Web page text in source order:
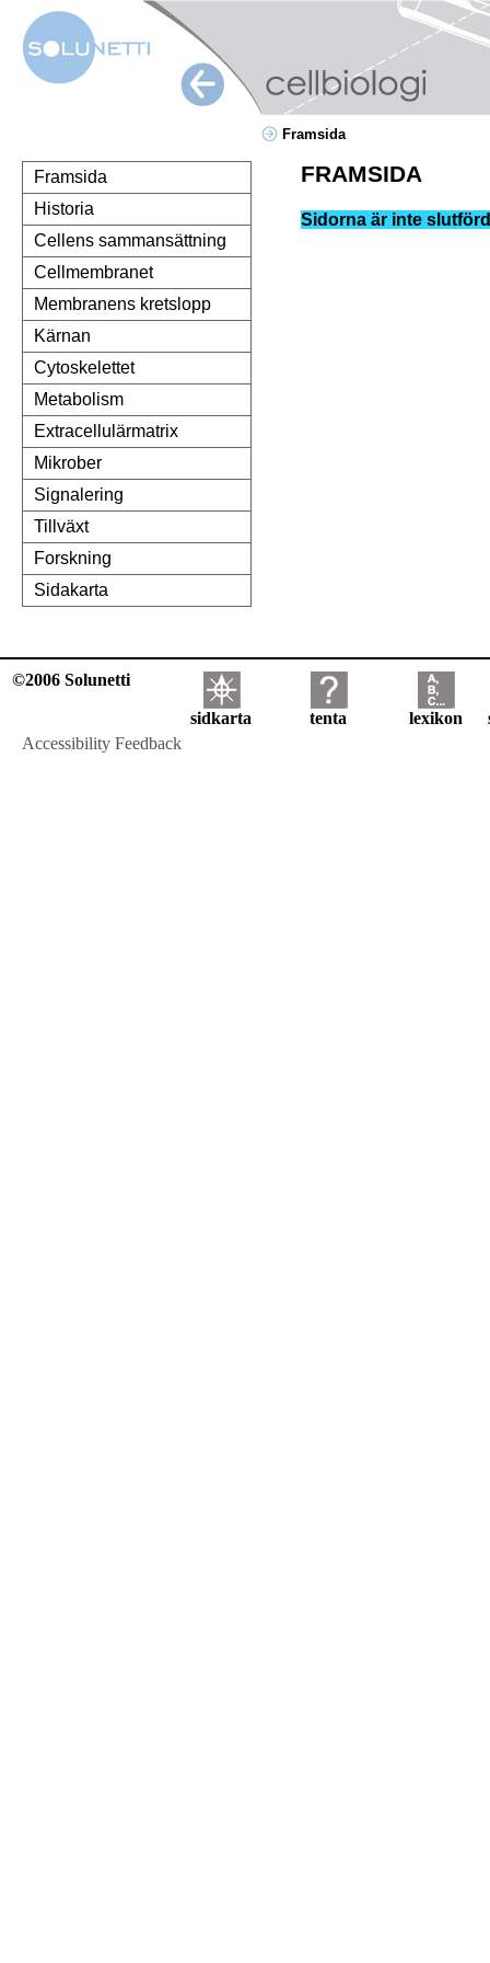
Framsida
Framsida
Historia
Cellens sammansättning
Cellmembranet
Membranens kretslopp
Kärnan
Cytoskelettet
Metabolism
Extracellulärmatrix
Mikrober
Signalering
Tillväxt
Forskning
Sidakarta
FRAMSIDA
Sidorna är inte
©2006 Solunetti
sidkarta tenta lexikon
Accessibility Feedback